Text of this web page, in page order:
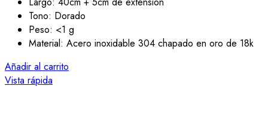
Tono: Dorado
Peso: <1 g
Material: Acero inoxidable 304 chapado en oro de 18k
Añadir al carrito
Vista rápida